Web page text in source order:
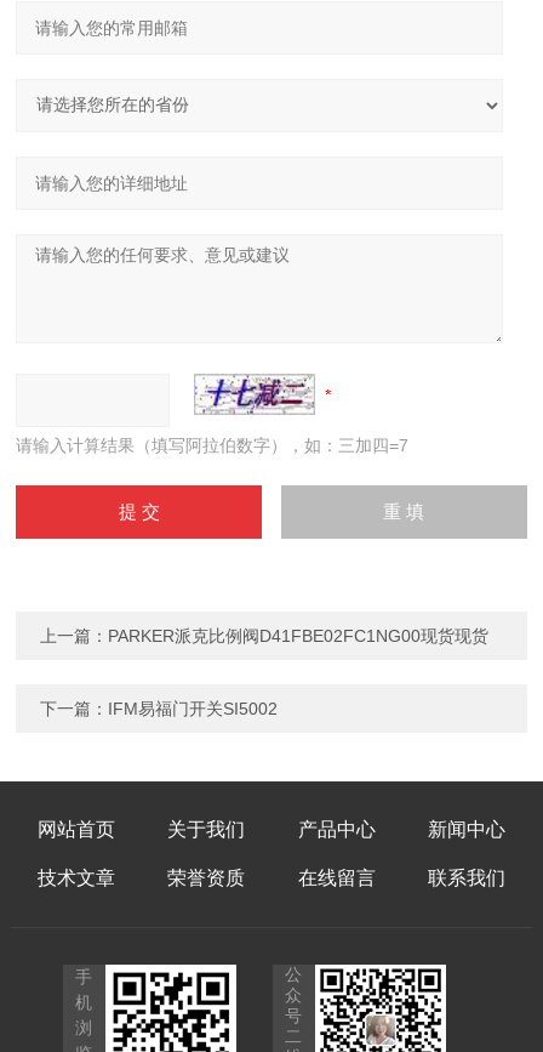
请输入计算结果（填写阿拉伯数字），如：三加四=7
上一篇： PARKER派克比例阀D41FBE02FC1NG00现货现货
下一篇： IFM易福门开关SI5002
网站首页 关于我们 产品中心 新闻中心
技术文章 荣誉资质 在线留言 联系我们
手
机
浏
公
众
号
二